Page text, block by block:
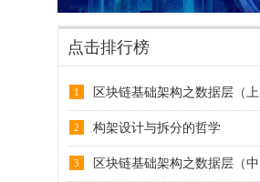
点击排行榜
1 区块链基础架构之数据层（上
2 构架设计与拆分的哲学
3 区块链基础架构之数据层（中